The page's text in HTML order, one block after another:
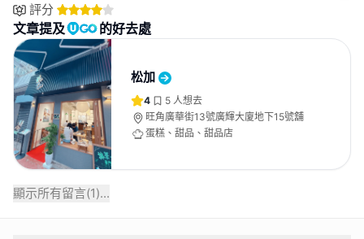
評分
文章提及 的好去處
松加
4 5 人想去
旺角廣華街13號廣輝大廈地下15號舖
蛋糕、甜品、甜品店
顯示所有留言(1)...